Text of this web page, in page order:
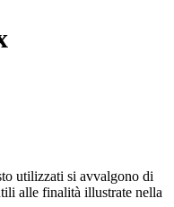
utilizzati si avvalgono di
alle finalità illustrate nella